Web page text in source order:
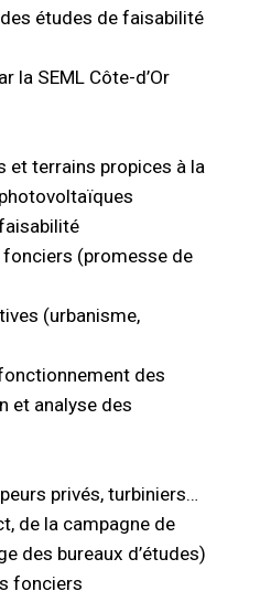
études de faisabilité
la SEML Côte-d’Or
et terrains propices à la
(promesse de
(urbanisme,
des
et analyse des
privés, turbiniers…
de la campagne de
des bureaux d’études)
fonciers